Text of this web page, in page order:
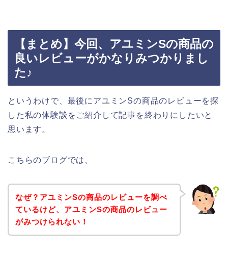
【まとめ】今回、アユミンSの商品の
良いレビューがかなりみつかりまし
た♪
というわけで、最後にアユミンSの商品のレビューを探
した私の体験談をご紹介して記事を終わりにしたいと
思います。
こちらのブログでは、
なぜ？アユミンSの商品のレビューを調べ
ているけど、アユミンSの商品のレビュー
がみつけられない！